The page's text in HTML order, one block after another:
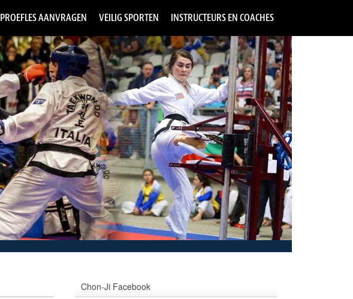
PROEFLES AANVRAGEN VEILIG SPORTEN INSTRUCTEURS EN COACHES
Chon-Ji Facebook